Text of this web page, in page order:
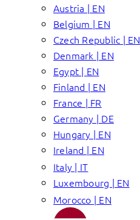
Austria | EN
Belgium | EN
Czech Republic | EN
Denmark | EN
Egypt | EN
Finland | EN
France | FR
Germany | DE
Hungary | EN
Ireland | EN
Italy | IT
Luxembourg | EN
Morocco | EN